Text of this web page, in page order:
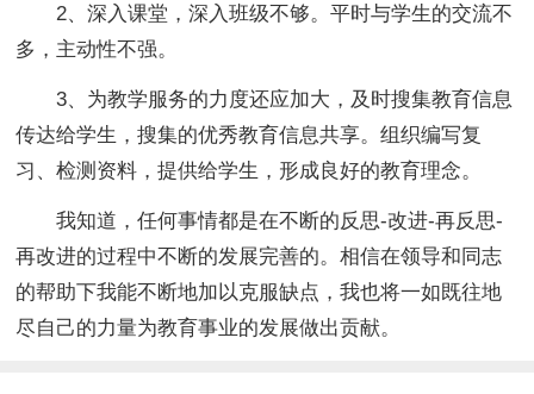
2、深入课堂，深入班级不够。平时与学生的交流不
多，主动性不强。
3、为教学服务的力度还应加大，及时搜集教育信息
传达给学生，搜集的优秀教育信息共享。组织编写复
习、检测资料，提供给学生，形成良好的教育理念。
我知道，任何事情都是在不断的反思-改进-再反思-
再改进的过程中不断的发展完善的。相信在领导和同志
的帮助下我能不断地加以克服缺点，我也将一如既往地
尽自己的力量为教育事业的发展做出贡献。